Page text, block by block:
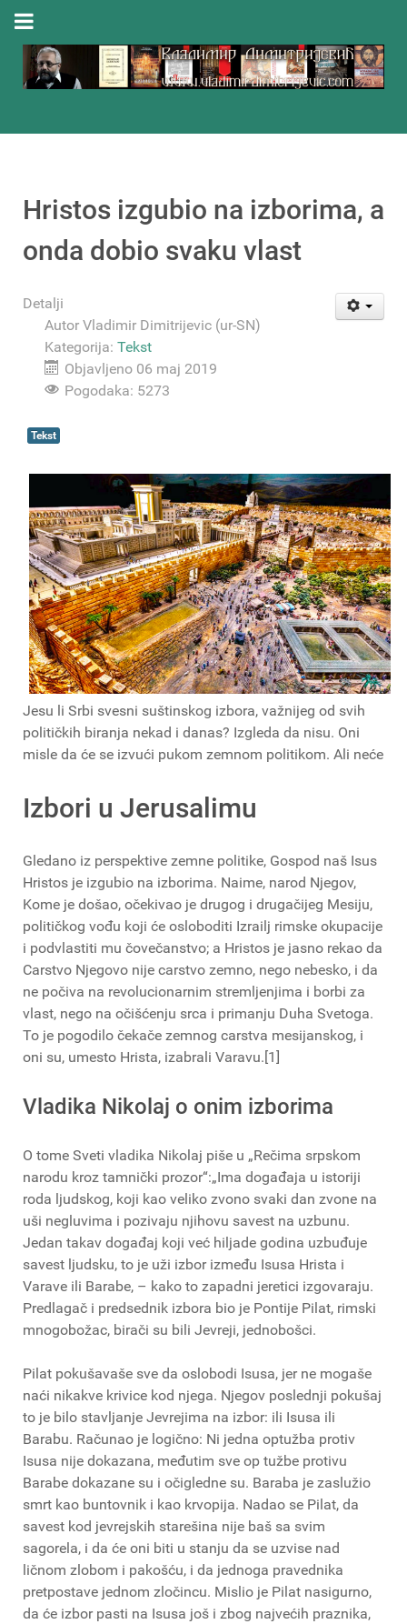
Hristos izgubio na izborima, a
onda dobio svaku vlast
Detalji
Autor Vladimir Dimitrijevic (ur-SN)
Kategorija: Tekst
Objavljeno 06 maj 2019
Pogodaka: 5273
Tekst
Jesu li Srbi svesni suštinskog izbora, važnijeg od svih
političkih biranja nekad i danas? Izgleda da nisu. Oni
misle da će se izvući pukom zemnom politikom. Ali neće
Izbori u Jerusalimu
Gledano iz perspektive zemne politike, Gospod naš Isus
Hristos je izgubio na izborima. Naime, narod Njegov,
Kome je došao, očekivao je drugog i drugačijeg Mesiju,
političkog vođu koji će osloboditi Izrailj rimske okupacije
i podvlastiti mu čovečanstvo; a Hristos je jasno rekao da
Carstvo Njegovo nije carstvo zemno, nego nebesko, i da
ne počiva na revolucionarnim stremljenjima i borbi za
vlast, nego na očišćenju srca i primanju Duha Svetoga.
To je pogodilo čekače zemnog carstva mesijanskog, i
oni su, umesto Hrista, izabrali Varavu.[1]
Vladika Nikolaj o onim izborima
O tome Sveti vladika Nikolaj piše u „Rečima srpskom
narodu kroz tamnički prozor“:„Ima događaja u istoriji
roda ljudskog, koji kao veliko zvono svaki dan zvone na
uši negluvima i pozivaju njihovu savest na uzbunu.
Jedan takav događaj koji već hiljade godina uzbuđuje
savest ljudsku, to je uži izbor između Isusa Hrista i
Varave ili Barabe, – kako to zapadni jeretici izgovaraju.
Predlagač i predsednik izbora bio je Pontije Pilat, rimski
mnogobožac, birači su bili Jevreji, jednobošci.
Pilat pokušavaše sve da oslobodi Isusa, jer ne mogaše
naći nikakve krivice kod njega. Njegov poslednji pokušaj
to je bilo stavljanje Jevrejima na izbor: ili Isusa ili
Barabu. Računao je logično: Ni jedna optužba protiv
Isusa nije dokazana, međutim sve op tužbe protivu
Barabe dokazane su i očigledne su. Baraba je zaslužio
smrt kao buntovnik i kao krvopija. Nadao se Pilat, da
savest kod jevrejskih starešina nije baš sa svim
sagorela, i da će oni biti u stanju da se uzvise nad
ličnom zlobom i pakošću, i da jednoga pravednika
pretpostave jednom zločincu. Mislio je Pilat nasigurno,
da će izbor pasti na Isusa još i zbog najvećih praznika,